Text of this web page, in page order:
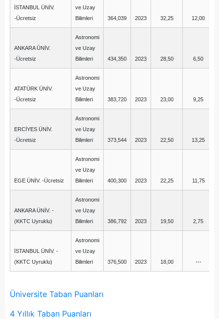
İSTANBUL ÜNİV.
-Ücretsiz
ve Uzay
Bilimleri
364,039 2023 32,25 12,00
ANKARA ÜNİV.
-Ücretsiz
Astronomi
ve Uzay
Bilimleri
434,350 2023 28,50 6,50
ATATÜRK ÜNİV.
-Ücretsiz
Astronomi
ve Uzay
Bilimleri
383,720 2023 23,00 9,25
ERCİYES ÜNİV.
-Ücretsiz
Astronomi
ve Uzay
Bilimleri
373,544 2023 22,50 13,25
EGE ÜNİV. -Ücretsiz
Astronomi
ve Uzay
Bilimleri
400,300 2023 22,25 11,75
ANKARA ÜNİV. -
(KKTC Uyruklu)
Astronomi
ve Uzay
Bilimleri
386,792 2023 19,50 2,75
İSTANBUL ÜNİV. -
(KKTC Uyruklu)
Astronomi
ve Uzay
Bilimleri
376,500 2023 18,00 ---
Üniversite Taban Puanları
4 Yıllık Taban Puanları